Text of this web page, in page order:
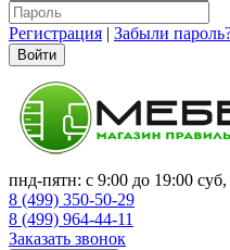
Регистрация | Забыли
Войти
пнд-пятн: с 9:00 до 19:00
8 (499) 350-50-29
8 (499) 964-44-11
Заказать звонок